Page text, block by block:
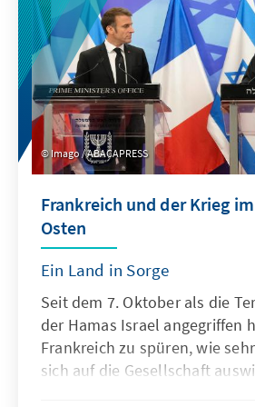
Imago / ABACAPRESS
Frankreich und der Krieg
Osten
Ein Land in Sorge
Seit dem 7. Oktober als die
der Hamas Israel angegriffen
Frankreich zu spüren, wie
sich auf die Gesellschaft